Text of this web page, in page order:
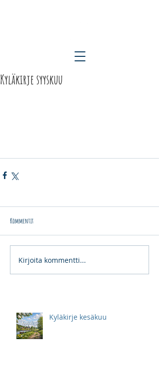
Kyläkirje syyskuu
Kommentit
Kirjoita kommentti...
Kyläkirje kesäkuu